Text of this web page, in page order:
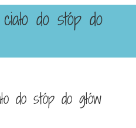
do stóp do
do stóp do głów